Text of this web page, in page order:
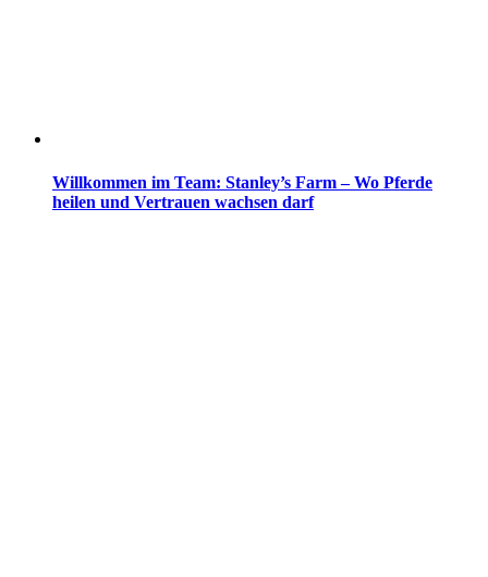
Willkommen im Team: Stanley’s Farm – Wo Pferde
heilen und Vertrauen wachsen darf